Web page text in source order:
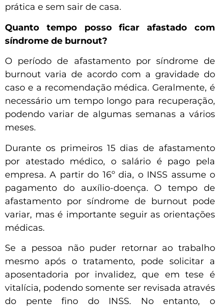
prática e sem sair de casa.
Quanto tempo posso ficar afastado com
síndrome de burnout?
O período de afastamento por síndrome de
burnout varia de acordo com a gravidade do
caso e a recomendação médica. Geralmente, é
necessário um tempo longo para recuperação,
podendo variar de algumas semanas a vários
meses.
Durante os primeiros 15 dias de afastamento
por atestado médico, o salário é pago pela
empresa. A partir do 16º dia, o INSS assume o
pagamento do auxílio-doença. O tempo de
afastamento por síndrome de burnout pode
variar, mas é importante seguir as orientações
médicas.
Se a pessoa não puder retornar ao trabalho
mesmo após o tratamento, pode solicitar a
aposentadoria por invalidez, que em tese é
vitalícia, podendo somente ser revisada através
do pente fino do INSS. No entanto, o